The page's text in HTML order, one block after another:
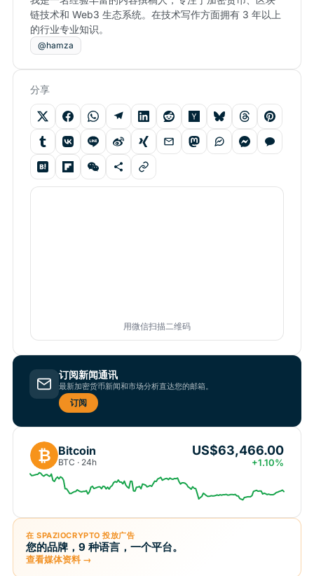
链技术和 Web3 生态系统。在技术写作方面拥有 3 年以上
的行业专业知识。
@hamza
分享
用微信扫描二维码
订阅新闻通讯
最新加密货币新闻和市场分析直达您的邮箱。
订阅
₿ Bitcoin
BTC · 24h
US$63,466.00
+1.10%
在 SPAZIOCRYPTO 投放广告
您的品牌，9 种语言，一个平台。
查看媒体资料 →